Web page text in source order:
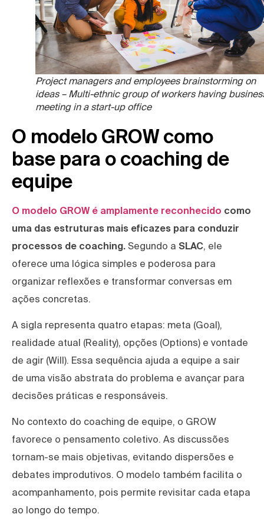
Project managers and employees brainstorming on
ideas – Multi-ethnic group of workers having
meeting in a start-up office
O modelo GROW como
base para o coaching de
equipe
O modelo GROW é amplamente reconhecido como
uma das estruturas mais eficazes para conduzir
processos de coaching. Segundo a SLAC , ele
oferece uma lógica simples e poderosa para
organizar reflexões e transformar conversas em
ações concretas.
A sigla representa quatro etapas: meta (Goal),
realidade atual (Reality), opções (Options) e vontade
de agir (Will). Essa sequência ajuda a equipe a sair
de uma visão abstrata do problema e avançar para
decisões práticas e responsáveis.
No contexto do coaching de equipe, o GROW
favorece o pensamento coletivo. As discussões
tornam-se mais objetivas, evitando dispersões e
debates improdutivos. O modelo também facilita o
acompanhamento, pois permite revisitar cada etapa
ao longo do tempo.